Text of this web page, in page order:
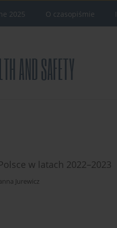
2025 O czasopiśmie
w latach 2022–2023
Jurewicz